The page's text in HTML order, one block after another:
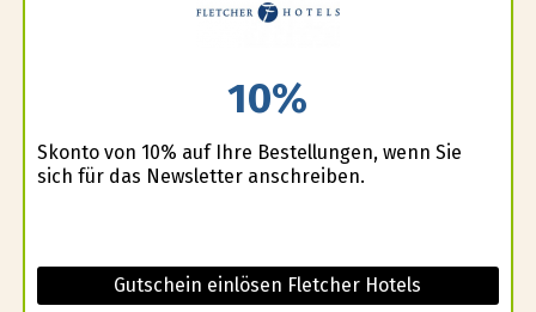
10%
Skonto von 10% auf Ihre Bestellungen, wenn Sie
sich für das Newsletter anschreiben.
Gutschein einlösen Fletcher Hotels